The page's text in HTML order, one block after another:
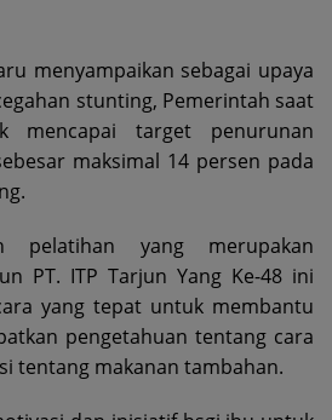
menyampaikan sebagai upaya
stunting, Pemerintah saat
mencapai target penurunan
maksimal 14 persen pada
pelatihan yang merupakan
PT. ITP Tarjun Yang Ke-48 ini
yang tepat untuk membantu
pengetahuan tentang cara
tentang makanan tambahan.